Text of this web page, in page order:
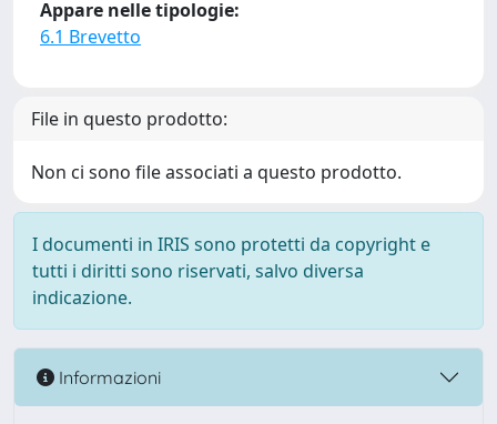
Appare nelle tipologie:
6.1 Brevetto
File in questo prodotto:
Non ci sono file associati a questo prodotto.
I documenti in IRIS sono protetti da copyright e
tutti i diritti sono riservati, salvo diversa
indicazione.
Informazioni